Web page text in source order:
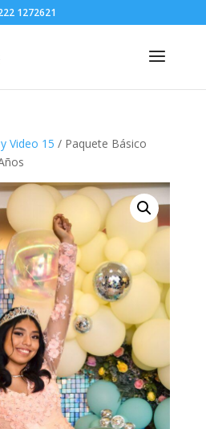
1272621
Video 15 / Paquete Básico